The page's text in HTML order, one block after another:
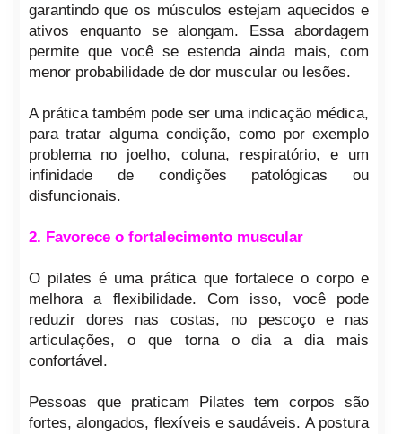
garantindo que os músculos estejam aquecidos e
ativos enquanto se alongam. Essa abordagem
permite que você se estenda ainda mais, com
menor probabilidade de dor muscular ou lesões.
A prática também pode ser uma indicação médica,
para tratar alguma condição, como por exemplo
problema no joelho, coluna, respiratório, e um
infinidade de condições patológicas ou
disfuncionais.
2. Favorece o fortalecimento muscular
O pilates é uma prática que fortalece o corpo e
melhora a flexibilidade. Com isso, você pode
reduzir dores nas costas, no pescoço e nas
articulações, o que torna o dia a dia mais
confortável.
Pessoas que praticam Pilates tem corpos são
fortes, alongados, flexíveis e saudáveis. A postura